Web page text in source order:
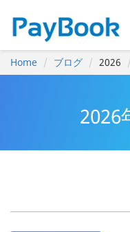
Home ブログ 2026
2026